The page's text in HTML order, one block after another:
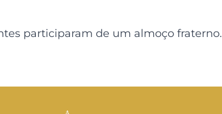
participaram de um almoço fraterno.